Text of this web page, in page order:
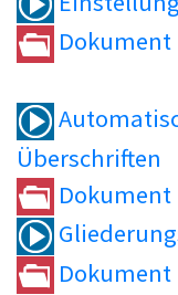
Dokument
Überschriften
Dokument
Dokument